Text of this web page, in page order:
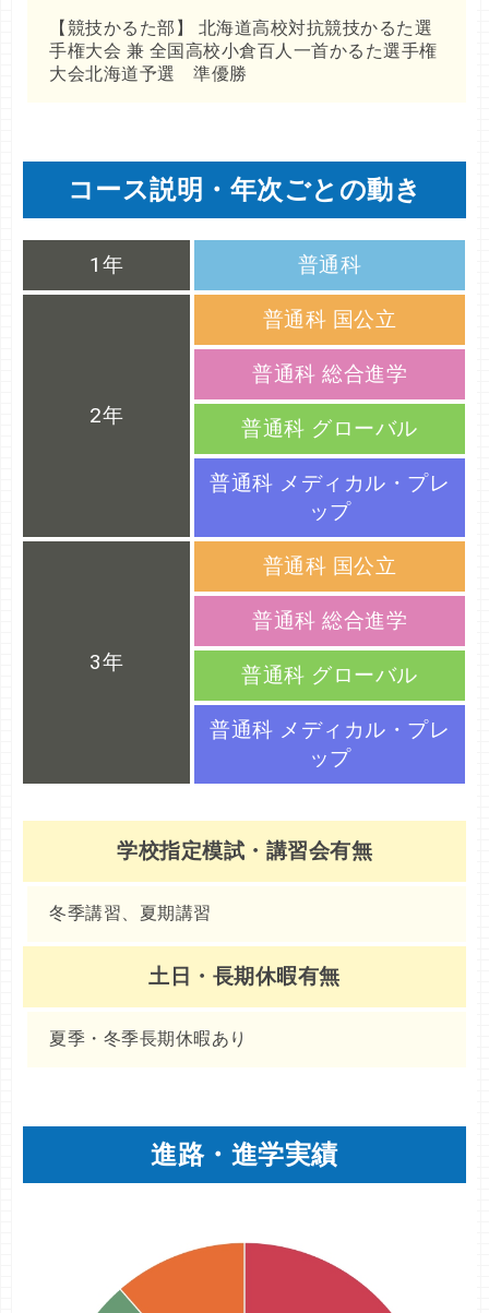
【競技かるた部】 北海道高校対抗競技かるた選
手権大会 兼 全国高校小倉百人一首かるた選手権
大会北海道予選 準優勝
コース説明・年次ごとの動き
1年 普通科
2年
普通科 国公立
普通科 総合進学
普通科 グローバル
普通科 メディカル・プレ
ップ
3年
普通科 国公立
普通科 総合進学
普通科 グローバル
普通科 メディカル・プレ
ップ
学校指定模試・講習会有無
冬季講習、夏期講習
土日・長期休暇有無
夏季・冬季長期休暇あり
進路・進学実績